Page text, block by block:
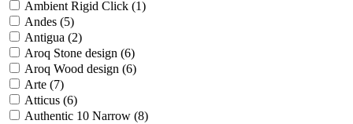
Ambient Rigid Click (1)
Andes (5)
Antigua (2)
Aroq Stone design (6)
Aroq Wood design (6)
Arte (7)
Atticus (6)
Authentic 10 Narrow (8)